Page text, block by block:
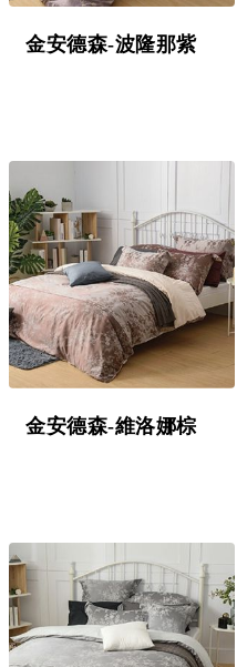
金安德森-波隆那紫
金安德森-維洛娜棕